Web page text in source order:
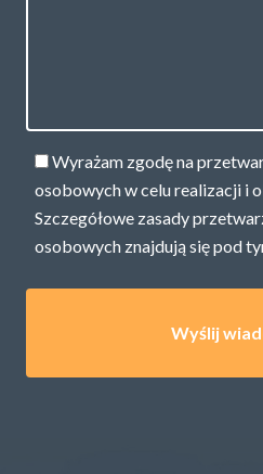
Wyrażam zgodę na
osobowych w celu realizacji i
Szczegółowe zasady
osobowych znajdują się pod